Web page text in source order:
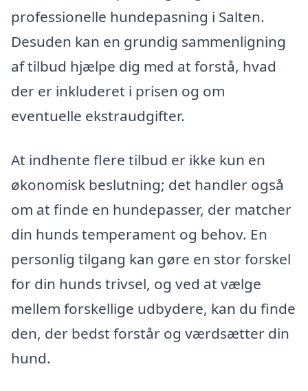
professionelle hundepasning i Salten.
Desuden kan en grundig sammenligning
af tilbud hjælpe dig med at forstå, hvad
der er inkluderet i prisen og om
eventuelle ekstraudgifter.
At indhente flere tilbud er ikke kun en
økonomisk beslutning; det handler også
om at finde en hundepasser, der matcher
din hunds temperament og behov. En
personlig tilgang kan gøre en stor forskel
for din hunds trivsel, og ved at vælge
mellem forskellige udbydere, kan du finde
den, der bedst forstår og værdsætter din
hund.